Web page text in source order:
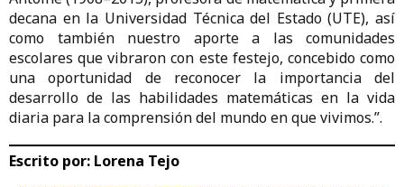
decana en la Universidad Técnica del Estado (UTE), así
como también nuestro aporte a las comunidades
escolares que vibraron con este festejo, concebido como
una oportunidad de reconocer la importancia del
desarrollo de las habilidades matemáticas en la vida
diaria para la comprensión del mundo en que vivimos.”.
Escrito por: Lorena Tejo